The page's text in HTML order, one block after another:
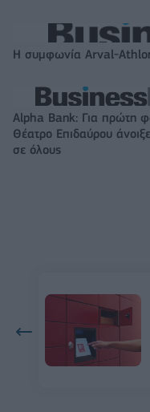
Η συμφωνία Arval-
Alpha Bank: Για πρώτη
Θέατρο Επιδαύρου
σε όλους